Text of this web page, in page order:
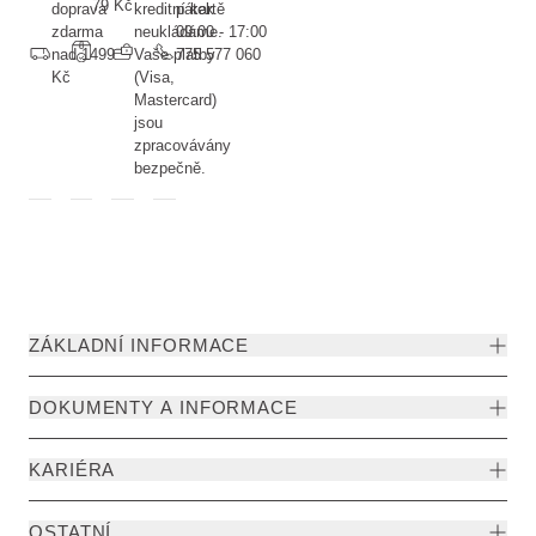
doprava
zdarma
nad 1499
Kč
79 Kč kreditní kartě
neukládáme.
Vaše platby
(Visa,
Mastercard)
jsou
zpracovávány
bezpečně.
pátek
09:00 - 17:00
775 577 060
ZÁKLADNÍ INFORMACE
DOKUMENTY A INFORMACE
KARIÉRA